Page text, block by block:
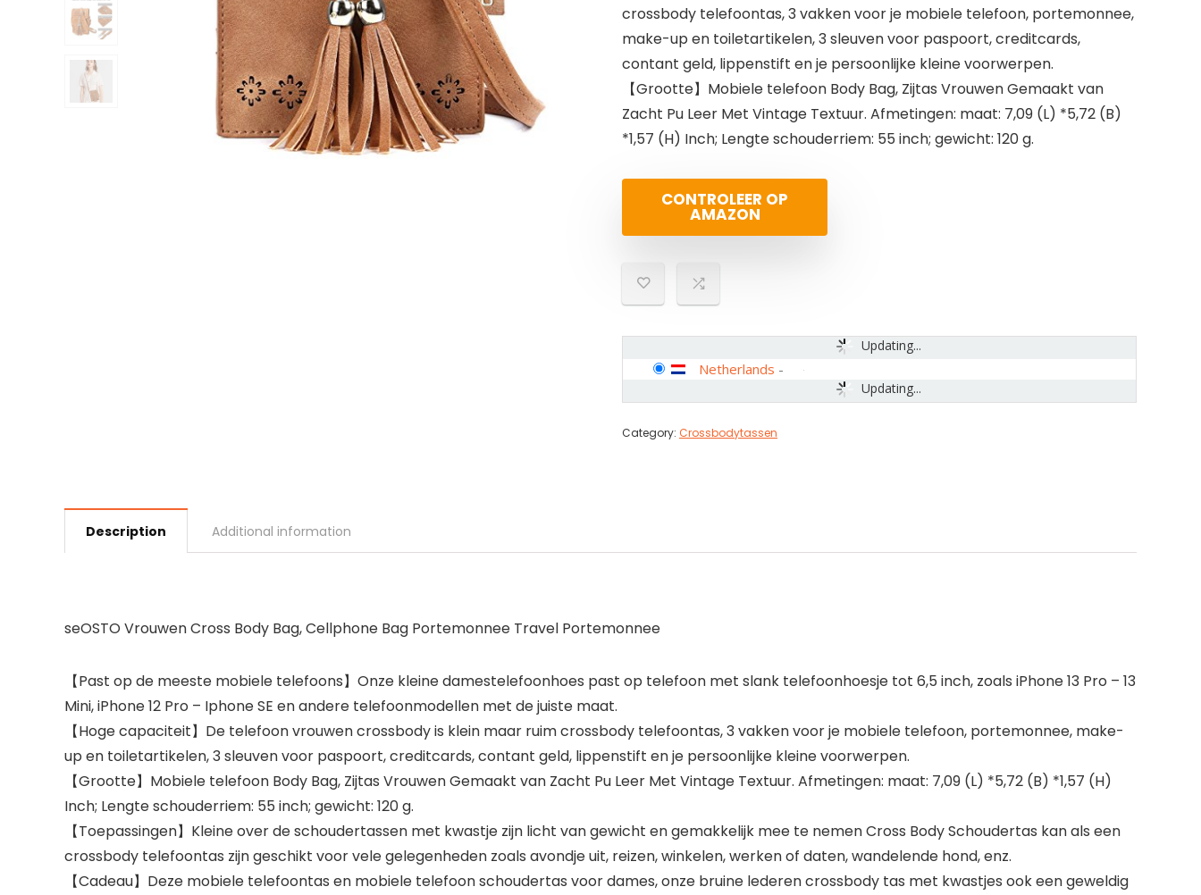
crossbody telefoontas, 3 vakken voor je mobiele telefoon, portemonnee,
make-up en toiletartikelen, 3 sleuven voor paspoort, creditcards,
contant geld, lippenstift en je persoonlijke kleine voorwerpen.
【Grootte】Mobiele telefoon Body Bag, Zijtas Vrouwen Gemaakt van
Zacht Pu Leer Met Vintage Textuur. Afmetingen: maat: 7,09 (L) *5,72 (B)
*1,57 (H) Inch; Lengte schouderriem: 55 inch; gewicht: 120 g.
CONTROLEER OP
AMAZON
Updating...
Updating...
Netherlands -
Category: Crossbodytassen
Description Additional information
seOSTO Vrouwen Cross Body Bag, Cellphone Bag Portemonnee Travel Portemonnee
【Past op de meeste mobiele telefoons】Onze kleine damestelefoonhoes past op telefoon met slank telefoonhoesje tot 6,5 inch, zoals iPhone 13 Pro – 13
Mini, iPhone 12 Pro – Iphone SE en andere telefoonmodellen met de juiste maat.
【Hoge capaciteit】De telefoon vrouwen crossbody is klein maar ruim crossbody telefoontas, 3 vakken voor je mobiele telefoon, portemonnee, make-
up en toiletartikelen, 3 sleuven voor paspoort, creditcards, contant geld, lippenstift en je persoonlijke kleine voorwerpen.
【Grootte】Mobiele telefoon Body Bag, Zijtas Vrouwen Gemaakt van Zacht Pu Leer Met Vintage Textuur. Afmetingen: maat: 7,09 (L) *5,72 (B) *1,57 (H)
Inch; Lengte schouderriem: 55 inch; gewicht: 120 g.
【Toepassingen】Kleine over de schoudertassen met kwastje zijn licht van gewicht en gemakkelijk mee te nemen Cross Body Schoudertas kan als een
crossbody telefoontas zijn geschikt voor vele gelegenheden zoals avondje uit, reizen, winkelen, werken of daten, wandelende hond, enz.
【Cadeau】Deze mobiele telefoontas en mobiele telefoon schoudertas voor dames, onze bruine lederen crossbody tas met kwastjes ook een geweldig